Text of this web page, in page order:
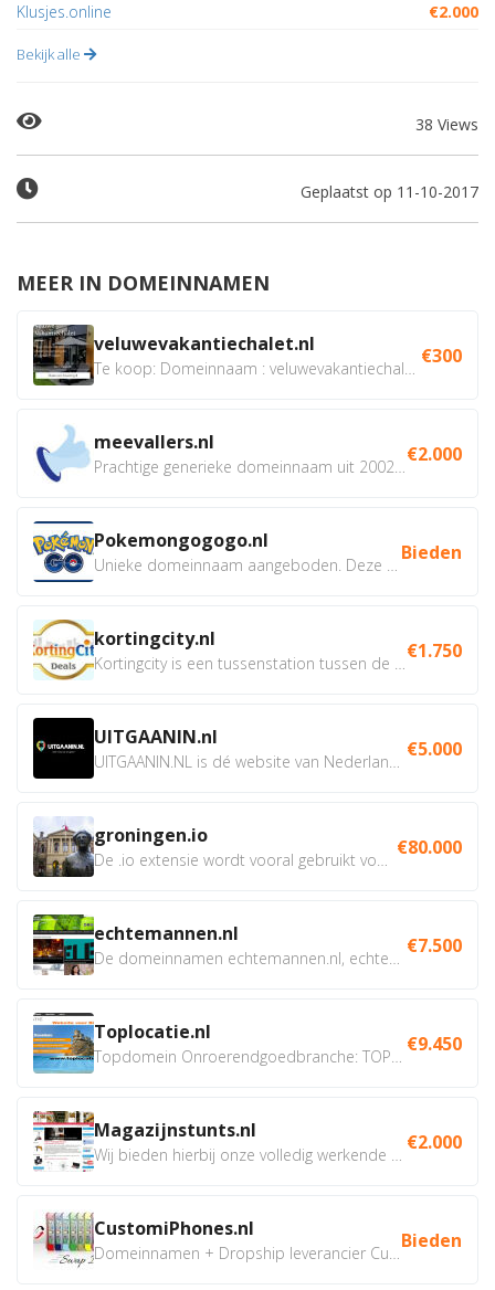
Klusjes.online
€2.000
Bekijk alle
38 Views
Geplaatst op 11-10-2017
MEER IN DOMEINNAMEN
veluwevakantiechalet.nl €300
meevallers.nl €2.000
Pokemongogogo.nl Bieden
kortingcity.nl €1.750
UITGAANIN.nl €5.000
groningen.io €80.000
echtemannen.nl €7.500
Toplocatie.nl €9.450
Magazijnstunts.nl €2.000
CustomiPhones.nl Bieden